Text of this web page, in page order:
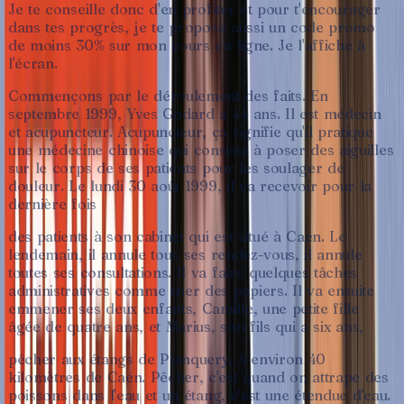
Je te conseille donc d'en profiter et pour t'encourager
dans tes progrès, je te propose aussi un code promo
de moins 30% sur mon cours en ligne. Je l'affiche à
l'écran.
Commençons par le déroulement des faits. En
septembre 1999, Yves Godard a 44 ans. Il est médecin
et acupuncteur. Acupuncteur, ça signifie qu'il pratique
une médecine chinoise qui consiste à poser des aiguilles
sur le corps de ses patients pour les soulager de
douleur. Le lundi 30 août 1999, il va recevoir pour la
dernière fois
des patients à son cabinet qui est situé à Caen. Le
lendemain, il annule tous ses rendez-vous, il annule
toutes ses consultations. Il va faire quelques tâches
administratives comme trier des papiers. Il va ensuite
emmener ses deux enfants, Camille, une petite fille
âgée de quatre ans, et Marius, son fils qui a six ans,
pêcher aux étangs de Planquery, à environ 40
kilomètres de Caen. Pêcher, c'est quand on attrape des
poissons dans l'eau et un étang, c'est une étendue d'eau.